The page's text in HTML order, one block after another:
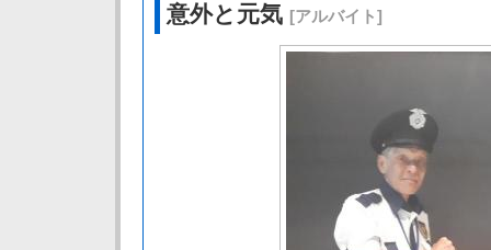
意外と元気 [アルバイト]